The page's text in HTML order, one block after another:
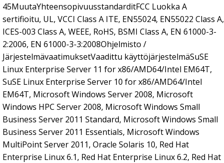
45MuutaYhteensopivuusstandarditFCC Luokka A
sertifioitu, UL, VCCI Class A ITE, EN55024, EN55022 Class A,
ICES-003 Class A, WEEE, RoHS, BSMI Class A, EN 61000-3-
2:2006, EN 61000-3-3:2008Ohjelmisto /
JärjestelmävaatimuksetVaadittu käyttöjärjestelmäSuSE
Linux Enterprise Server 11 for x86/AMD64/Intel EM64T,
SuSE Linux Enterprise Server 10 for x86/AMD64/Intel
EM64T, Microsoft Windows Server 2008, Microsoft
Windows HPC Server 2008, Microsoft Windows Small
Business Server 2011 Standard, Microsoft Windows Small
Business Server 2011 Essentials, Microsoft Windows
MultiPoint Server 2011, Oracle Solaris 10, Red Hat
Enterprise Linux 6.1, Red Hat Enterprise Linux 6.2, Red Hat